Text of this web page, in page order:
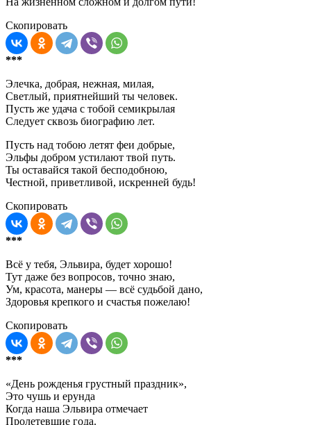
Скопировать
***
Элечка, добрая, нежная, милая,
Светлый, приятнейший ты человек.
Пусть же удача с тобой семикрылая
Следует сквозь биографию лет.
Пусть над тобою летят феи добрые,
Эльфы добром устилают твой путь.
Ты оставайся такой бесподобною,
Честной, приветливой, искренней будь!
Скопировать
***
Всё у тебя, Эльвира, будет хорошо!
Тут даже без вопросов, точно знаю,
Ум, красота, манеры — всё судьбой дано,
Здоровья крепкого и счастья пожелаю!
Скопировать
***
«День рожденья грустный праздник»,
Это чушь и ерунда
Когда наша Эльвира отмечает
Пролетевшие года.